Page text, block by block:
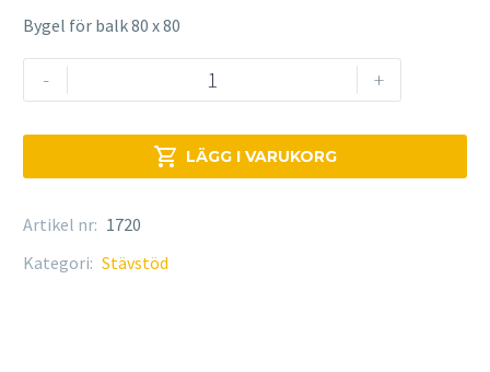
Bygel för balk 80 x 80
-
mängd
+
 LÄGG I VARUKORG
Artikel nr: 1720
Kategori: Stävstöd